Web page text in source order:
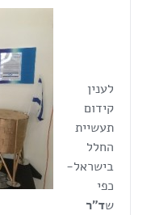
לענין
קידום
תעשיית
החלל
בישראל-
כפי
שד"ר